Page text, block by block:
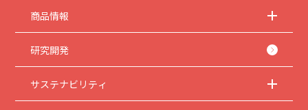
商品情報
研究開発
サステナビリティ